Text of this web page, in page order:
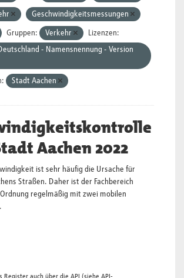
Geschwindigkeitsmessungen
Gruppen: Verkehr
Lizenzen:
- Namensnennung - Version
Stadt Aachen
Aachen 2022
ist sehr häufig die Ursache für
Straßen. Daher ist der Fachbereich
regelmäßig mit zwei mobilen